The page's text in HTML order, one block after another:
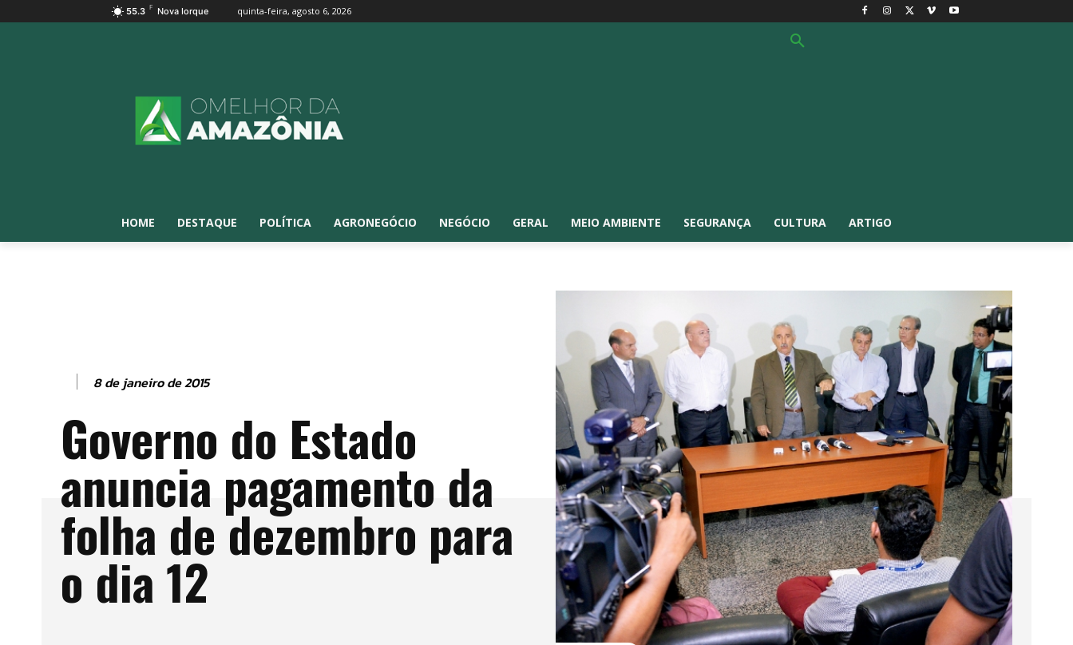
55.3 F Nova Iorque quinta-feira, agosto 6, 2026
HOME DESTAQUE POLÍTICA AGRONEGÓCIO NEGÓCIO GERAL MEIO AMBIENTE SEGURANÇA CULTURA ARTIGO
8 de janeiro de 2015
Governo do Estado
anuncia pagamento da
folha de dezembro para
o dia 12